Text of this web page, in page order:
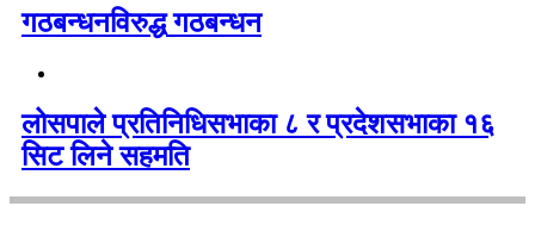
गठबन्धनविरुद्ध गठबन्धन
लोसपाले प्रतिनिधिसभाका ८ र प्रदेशसभाका १६
सिट लिने सहमति